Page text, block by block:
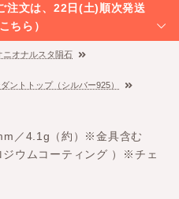
注文は、22日(土)順次発送
ちら）
ニオナルスタ隕石
ントトップ（シルバー925）
／4.1g（約）※金具含む
ウムコーティング ）※チェ